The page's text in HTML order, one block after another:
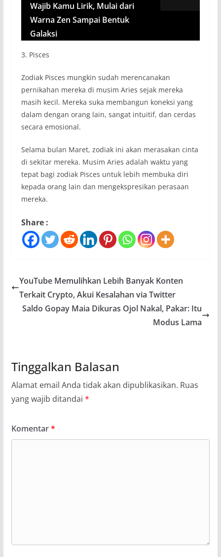
Wajib Kamu Lirik, Mulai dari
Warna Zen Sampai Bentuk
Galaksi
3. Pisces
Zodiak Pisces mungkin sudah merencanakan
pernikahan mereka di musim Aries sejak mereka
masih kecil. Mereka suka membangun koneksi yang
dalam dengan orang lain, sangat intuitif, dan cerdas
secara emosional.
Selama bulan Maret, zodiak ini akan merasakan cinta
di sekitar mereka. Musim Aries adalah waktu yang
tepat bagi zodiak Pisces untuk lebih membuka diri
kepada orang lain dan mengekspresikan perasaan
mereka.
Share :
YouTube Memulihkan Lebih Banyak Konten
Terkait Crypto, Akui Kesalahan via Twitter
Saldo Gopay Maia Dikuras Ojol Nakal, Pakar: Itu
Modus Lama
Tinggalkan Balasan
Alamat email Anda tidak akan dipublikasikan. Ruas
yang wajib ditandai *
Komentar*